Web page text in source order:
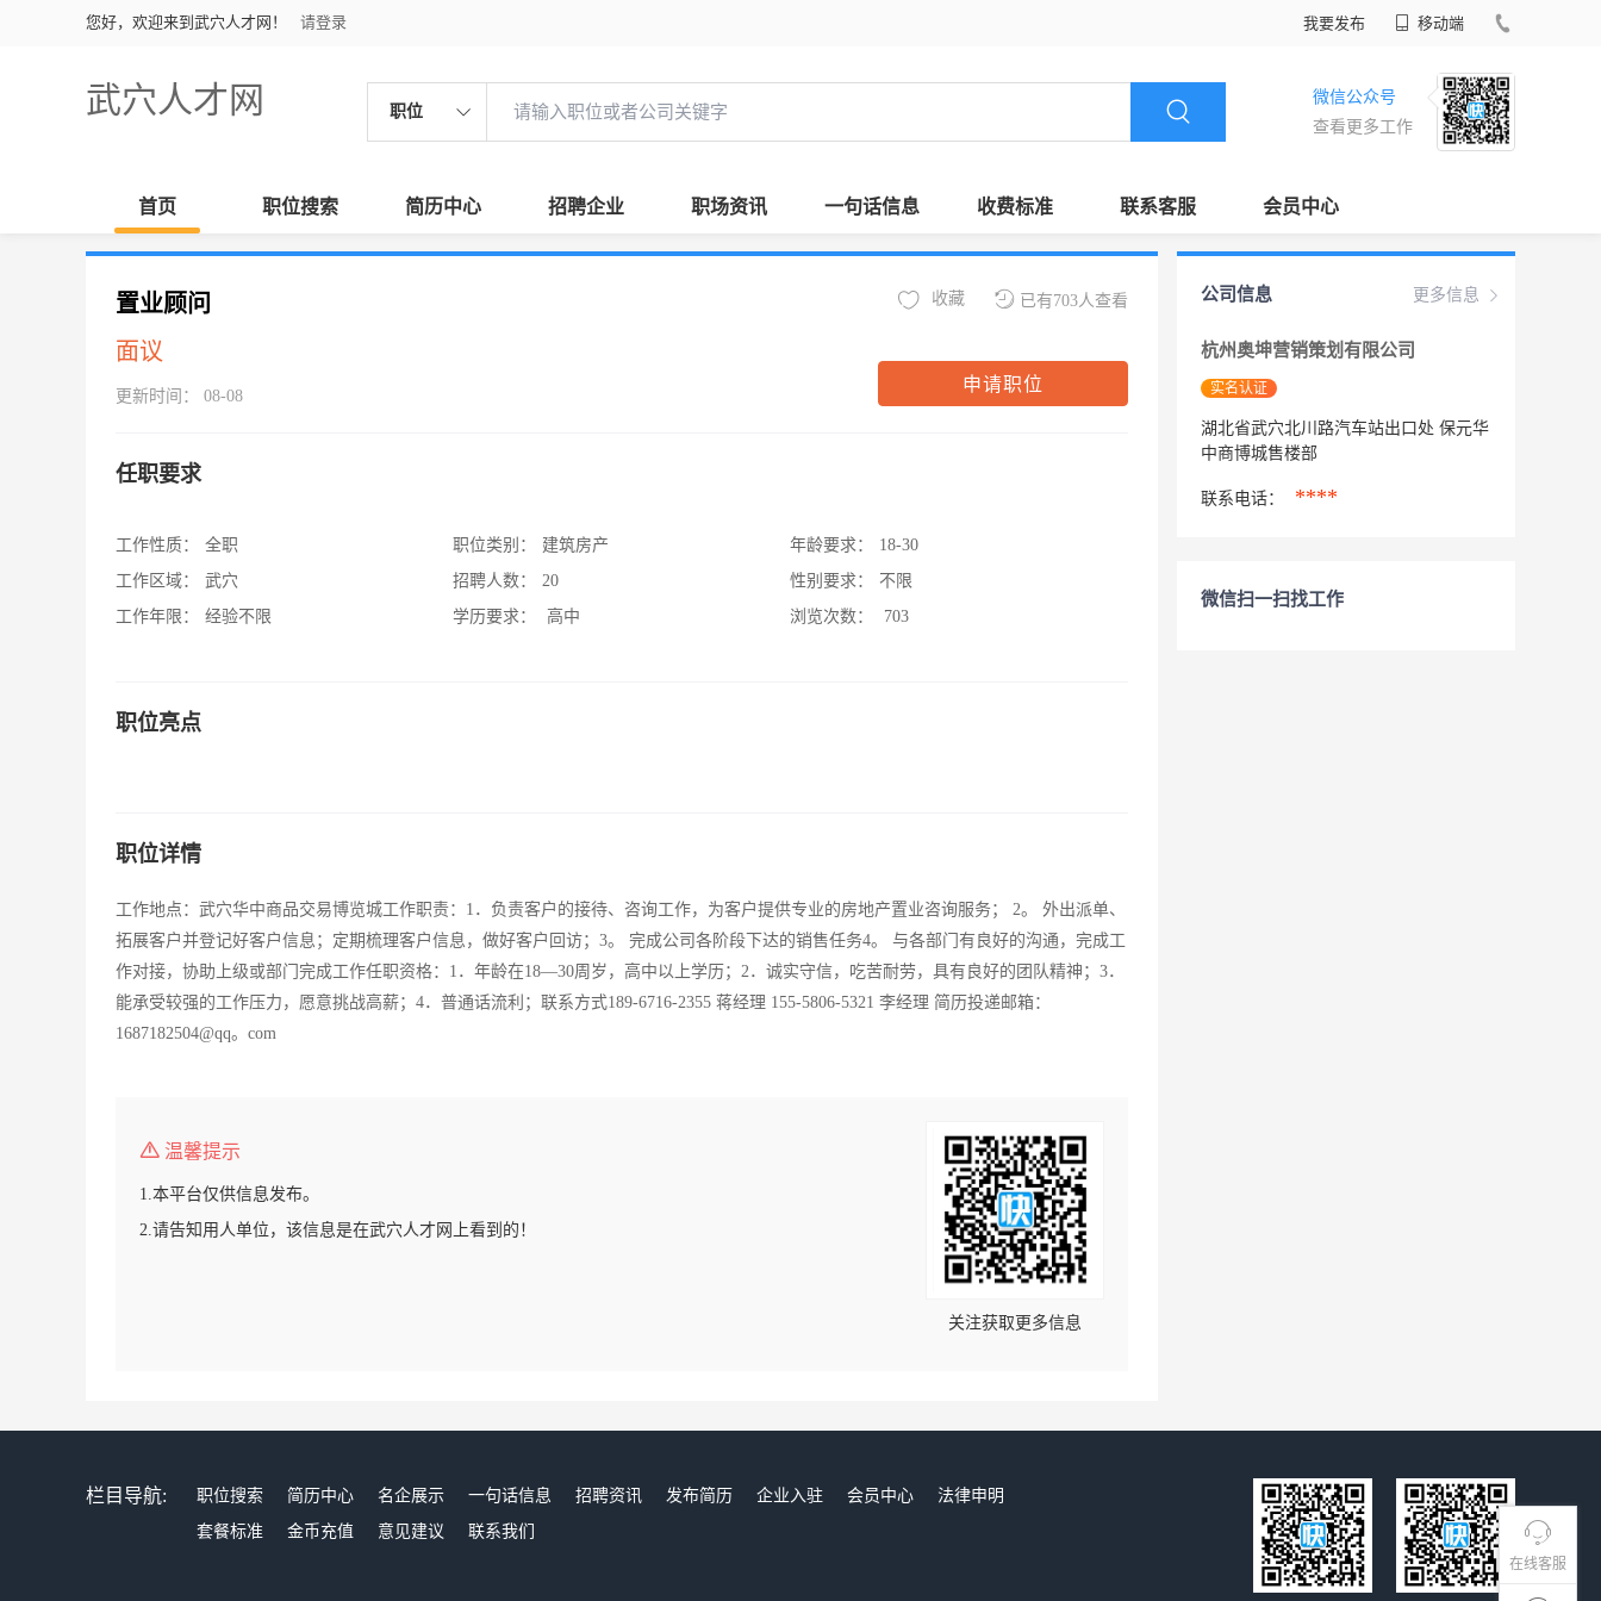
您好，欢迎来到武穴人才网！ 请登录 我要发布 移动端
武穴人才网 职位
微信公众号
查看更多工作
首页 职位搜索 简历中心 招聘企业 职场资讯 一句话信息 收费标准 联系客服 会员中心
在线客服
置业顾问
面议
更新时间： 08-08
已有703人查看
收藏
申请职位
任职要求
工作性质：
全职
工作区域：
武穴
工作年限：
经验不限
职位类别：
建筑房产
招聘人数：
20
学历要求：
高中
年龄要求：
18-30
性别要求：
不限
浏览次数：
703
职位亮点
职位详情
工作地点：武穴华中商品交易博览城工作职责：1．负责客户的接待、咨询工作，为客户提供专业的房地产置业咨询服务； 2。 外出派单、
拓展客户并登记好客户信息；定期梳理客户信息，做好客户回访；3。 完成公司各阶段下达的销售任务4。 与各部门有良好的沟通，完成工
作对接，协助上级或部门完成工作任职资格：1．年龄在18—30周岁，高中以上学历；2．诚实守信，吃苦耐劳，具有良好的团队精神；3．
能承受较强的工作压力，愿意挑战高薪；4．普通话流利；联系方式189-6716-2355 蒋经理 155-5806-5321 李经理 简历投递邮箱：
1687182504@qq。com
温馨提示
1.本平台仅供信息发布。
2.请告知用人单位，该信息是在武穴人才网上看到的！
关注获取更多信息
更多信息
公司信息
杭州奥坤营销策划有限公司
实名认证
湖北省武穴北川路汽车站出口处 保元华
中商博城售楼部
联系电话： ****
微信扫一扫找工作
栏目导航: 职位搜索 简历中心 名企展示 一句话信息 招聘资讯 发布简历 企业入驻 会员中心
法律申明
套餐标准
金币充值 意见建议 联系我们